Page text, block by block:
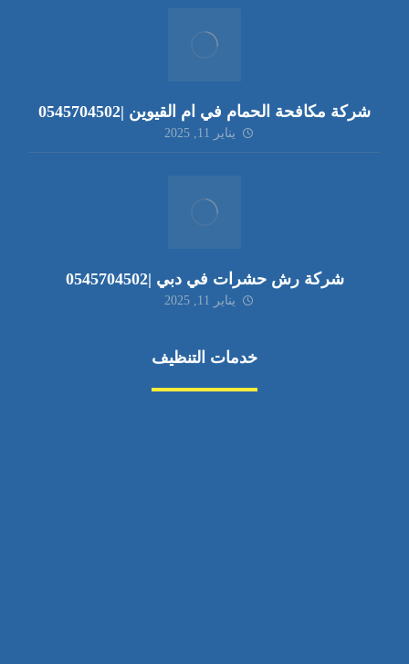
شركة مكافحة الحمام في ام القيوين |0545704502
يناير 11, 2025
شركة رش حشرات في دبي |0545704502
يناير 11, 2025
خدمات التنظيف